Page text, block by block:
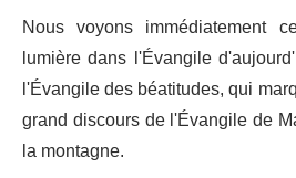
Nous voyons immédiatement
lumière dans l'Évangile
l'Évangile des béatitudes, qui
grand discours de l'Évangile de
la montagne.